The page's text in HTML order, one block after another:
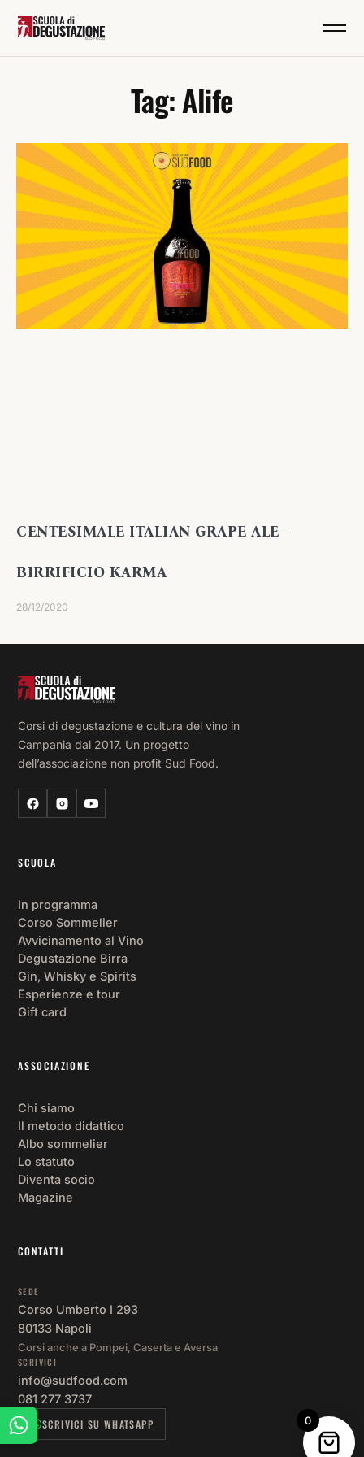
Tag: Alife
CENTESIMALE ITALIAN GRAPE ALE –
BIRRIFICIO KARMA
28/12/2020
Corsi di degustazione e cultura del vino in
Campania dal 2017. Un progetto
dell’associazione non profit Sud Food.
SCUOLA
In programma
Corso Sommelier
Avvicinamento al Vino
Degustazione Birra
Gin, Whisky e Spirits
Esperienze e tour
Gift card
ASSOCIAZIONE
Chi siamo
Il metodo didattico
Albo sommelier
Lo statuto
Diventa socio
Magazine
CONTATTI
SEDE
Corso Umberto I 293
80133 Napoli
Corsi anche a Pompei, Caserta e Aversa
SCRIVICI
info@sudfood.com
081 277 3737
SCRIVICI SU WHATSAPP
0